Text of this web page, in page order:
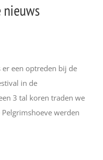
nieuws
een optreden bij de
in de
3 tal koren traden we
werden